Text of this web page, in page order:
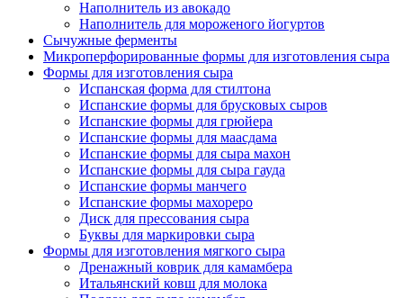
Наполнитель из авокадо
Наполнитель для мороженого йогуртов
Сычужные ферменты
Микроперфорированные формы для изготовления сыра
Формы для изготовления сыра
Испанская форма для стилтона
Испанские формы для брусковых сыров
Испанские формы для грюйера
Испанские формы для маасдама
Испанские формы для сыра махон
Испанские формы для сыра гауда
Испанские формы манчего
Испанские формы махореро
Диск для прессования сыра
Буквы для маркировки сыра
Формы для изготовления мягкого сыра
Дренажный коврик для камамбера
Итальянский ковш для молока